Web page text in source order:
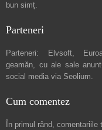
bun simț.
Parteneri
Parteneri: Elvsoft,
geamăn, cu ale sale
social media via Seolium.
Cum comentez
În primul rând,